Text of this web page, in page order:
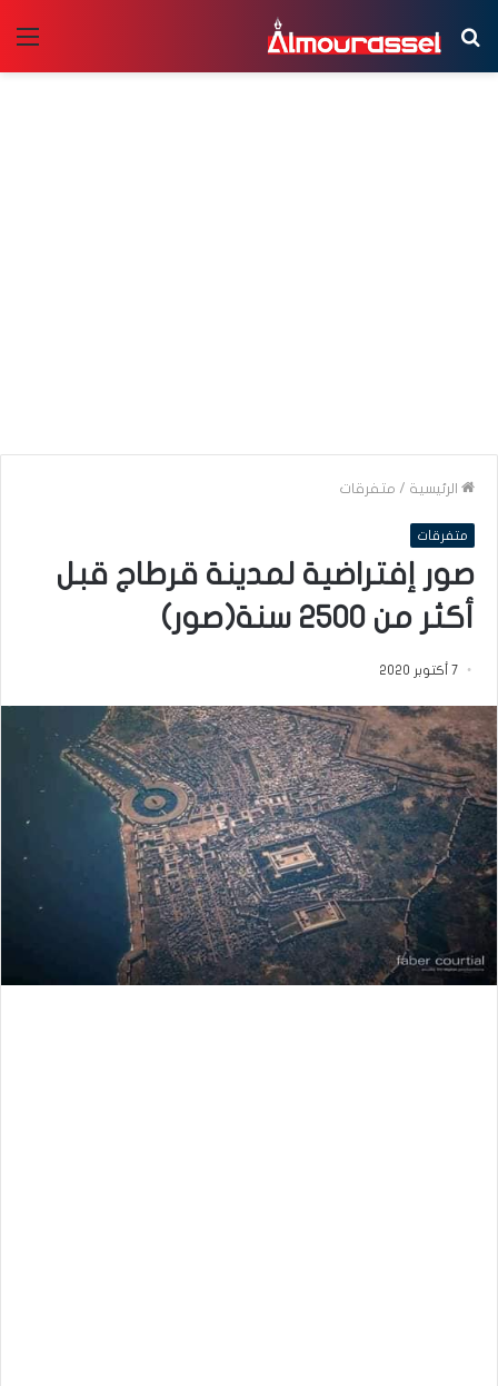
بحث
عن
الرئيسية / متفرقات
متفرقات
‏صور إفتراضية لمدينة قرطاج قبل
أكثر من 2500 سنة(صور)
7 أكتوبر 2020